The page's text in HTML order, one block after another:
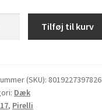
Tilføj til kurv
(SKU): 8019227397826
Dæk
17, Pirelli